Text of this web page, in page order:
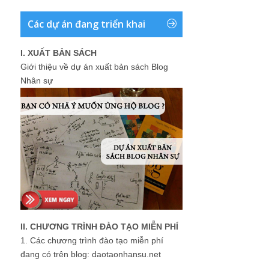
Các dự án đang triển khai
I. XUẤT BẢN SÁCH
Giới thiệu về dự án xuất bản sách Blog
Nhân sự
II. CHƯƠNG TRÌNH ĐÀO TẠO MIỄN PHÍ
1. Các chương trình đào tạo miễn phí
đang có trên blog: daotaonhansu.net